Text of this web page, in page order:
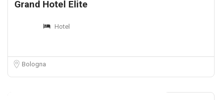
Grand Hotel Elite
Hotel
Bologna